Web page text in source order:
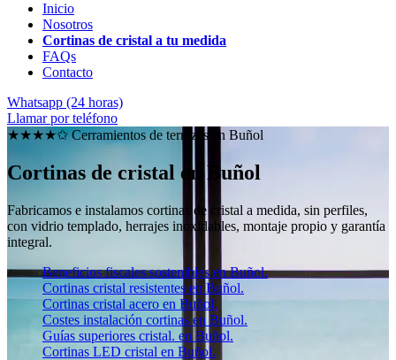
Inicio
Nosotros
Cortinas de cristal a tu medida
FAQs
Contacto
Whatsapp (24 horas)
Llamar por teléfono
★★★★✩ Cerramientos de terrazas en Buñol
Cortinas de cristal en Buñol
Fabricamos e instalamos cortinas de cristal a medida, sin perfiles,
con vidrio templado, herrajes inoxidables, montaje propio y garantía
integral.
Beneficios fiscales sostenibles en Buñol.
Cortinas cristal resistentes en Buñol.
Cortinas cristal acero en Buñol.
Costes instalación cortinas en Buñol.
Guías superiores cristal. en Buñol.
Cortinas LED cristal en Buñol.